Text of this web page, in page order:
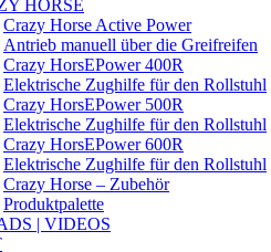
HORSE
Crazy Horse Active Power
Antrieb manuell über die Greifreifen
Crazy HorsEPower 400R
Elektrische Zughilfe für den Rollstuhl
Crazy HorsEPower 500R
Elektrische Zughilfe für den Rollstuhl
Crazy HorsEPower 600R
Elektrische Zughilfe für den Rollstuhl
Crazy Horse – Zubehör
Produktpalette
| VIDEOS